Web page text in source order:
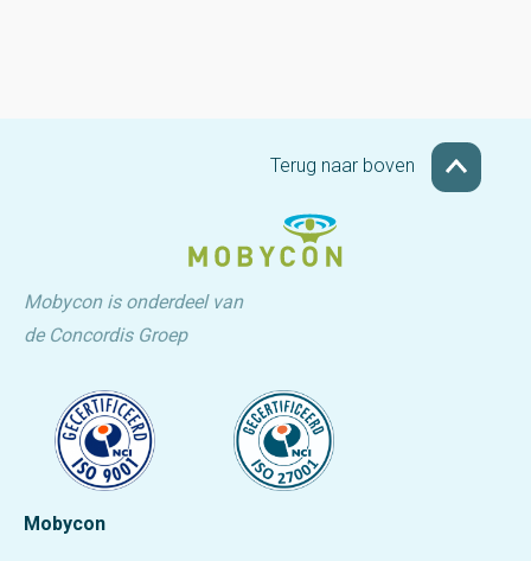
Terug naar boven
Mobycon is onderdeel van
de Concordis Groep
Mobycon